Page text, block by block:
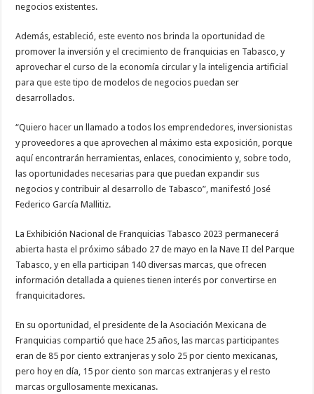
negocios existentes.
Además, estableció, este evento nos brinda la oportunidad de
promover la inversión y el crecimiento de franquicias en Tabasco, y
aprovechar el curso de la economía circular y la inteligencia artificial
para que este tipo de modelos de negocios puedan ser
desarrollados.
“Quiero hacer un llamado a todos los emprendedores, inversionistas
y proveedores a que aprovechen al máximo esta exposición, porque
aquí encontrarán herramientas, enlaces, conocimiento y, sobre todo,
las oportunidades necesarias para que puedan expandir sus
negocios y contribuir al desarrollo de Tabasco”, manifestó José
Federico García Mallitiz.
La Exhibición Nacional de Franquicias Tabasco 2023 permanecerá
abierta hasta el próximo sábado 27 de mayo en la Nave II del Parque
Tabasco, y en ella participan 140 diversas marcas, que ofrecen
información detallada a quienes tienen interés por convertirse en
franquicitadores.
En su oportunidad, el presidente de la Asociación Mexicana de
Franquicias compartió que hace 25 años, las marcas participantes
eran de 85 por ciento extranjeras y solo 25 por ciento mexicanas,
pero hoy en día, 15 por ciento son marcas extranjeras y el resto
marcas orgullosamente mexicanas.